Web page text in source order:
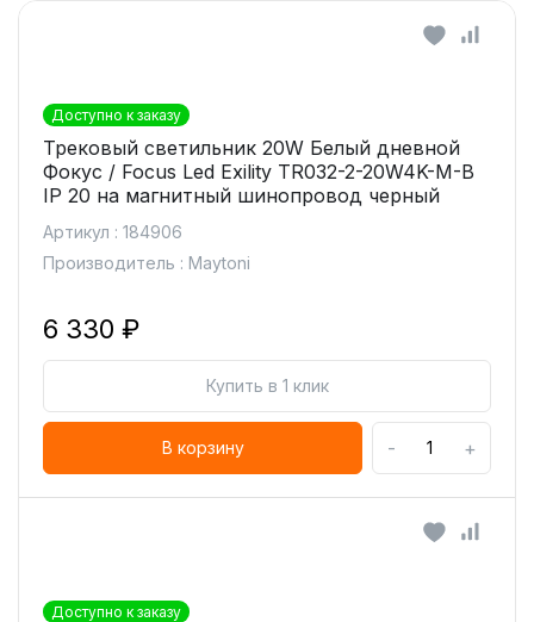
Доступно к заказу
Трековый светильник 20W Белый дневной
Фокус / Focus Led Exility TR032-2-20W4K-M-B
IP 20 на магнитный шинопровод черный
Артикул : 184906
Производитель : Maytoni
6 330 ₽
Купить в 1 клик
В корзину - +
Доступно к заказу